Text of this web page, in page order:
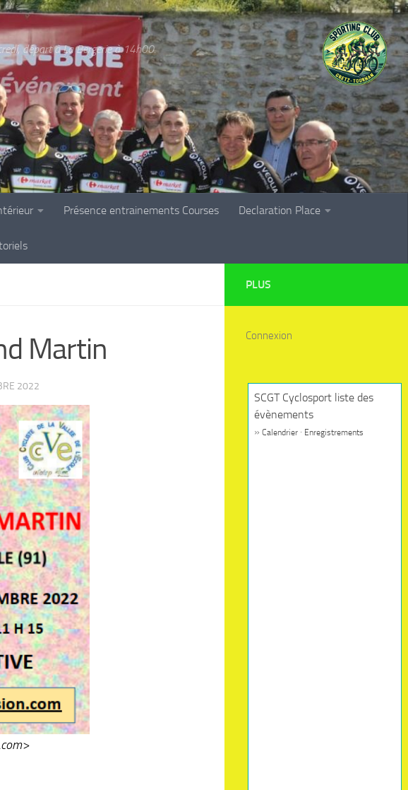
départ à La Bergerie à 14h00.
Présence entrainements Courses Declaration Place
Martin
2022
PLUS
Connexion
SCGT Cyclosport liste des
évènements
» Calendrier · Enregistrements